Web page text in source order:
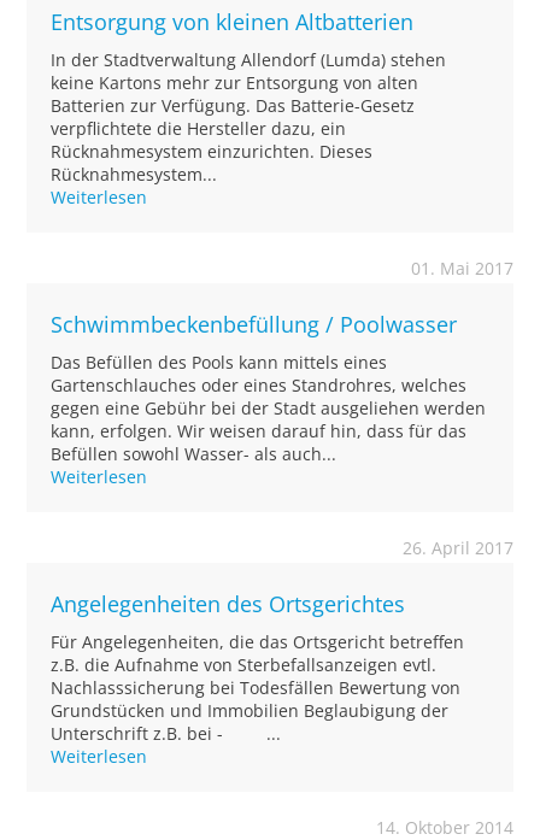
Entsorgung von kleinen Altbatterien
In der Stadtverwaltung Allendorf (Lumda) stehen
keine Kartons mehr zur Entsorgung von alten
Batterien zur Verfügung. Das Batterie-Gesetz
verpflichtete die Hersteller dazu, ein
Rücknahmesystem einzurichten. Dieses
Rücknahmesystem...
Weiterlesen
01. Mai 2017
Schwimmbeckenbefüllung / Poolwasser
Das Befüllen des Pools kann mittels eines
Gartenschlauches oder eines Standrohres, welches
gegen eine Gebühr bei der Stadt ausgeliehen werden
kann, erfolgen. Wir weisen darauf hin, dass für das
Befüllen sowohl Wasser- als auch...
Weiterlesen
26. April 2017
Angelegenheiten des Ortsgerichtes
Für Angelegenheiten, die das Ortsgericht betreffen
z.B. die Aufnahme von Sterbefallsanzeigen evtl.
Nachlasssicherung bei Todesfällen Bewertung von
Grundstücken und Immobilien Beglaubigung der
Unterschrift z.B. bei - ...
Weiterlesen
14. Oktober 2014